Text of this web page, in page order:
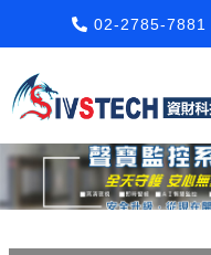
02-2785-7881